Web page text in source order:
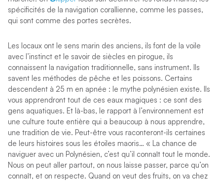
spécificités de la navigation corallienne, comme les passes,
qui sont comme des portes secrètes.
Les locaux ont le sens marin des anciens, ils font de la voile
avec l’instinct et le savoir de siècles en pirogue, ils
connaissent la navigation traditionnelle, sans instrument. Ils
savent les méthodes de pêche et les poissons. Certains
descendent à 25 m en apnée : le mythe polynésien existe. Ils
vous apprendront tout de ces eaux magiques : ce sont des
gens aquatiques. Et là-bas, le rapport à l’environnement est
une culture toute entière qui a beaucoup à nous apprendre,
une tradition de vie. Peut-être vous raconteront-ils certaines
de leurs histoires sous les étoiles maoris… « La chance de
naviguer avec un Polynésien, c’est qu’il connaît tout le monde.
Nous on peut aller partout, on nous laisse passer, parce qu’on
connaît, et on respecte. Quand on veut des fruits, on va chez